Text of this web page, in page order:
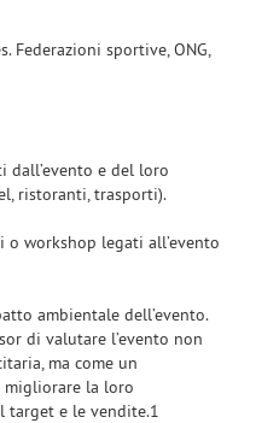
Federazioni sportive, ONG,
e del loro
ristoranti, trasporti).
workshop legati all’evento
ambientale dell’evento.
di valutare l’evento non
ma come un
migliorare la loro
target e le vendite.1